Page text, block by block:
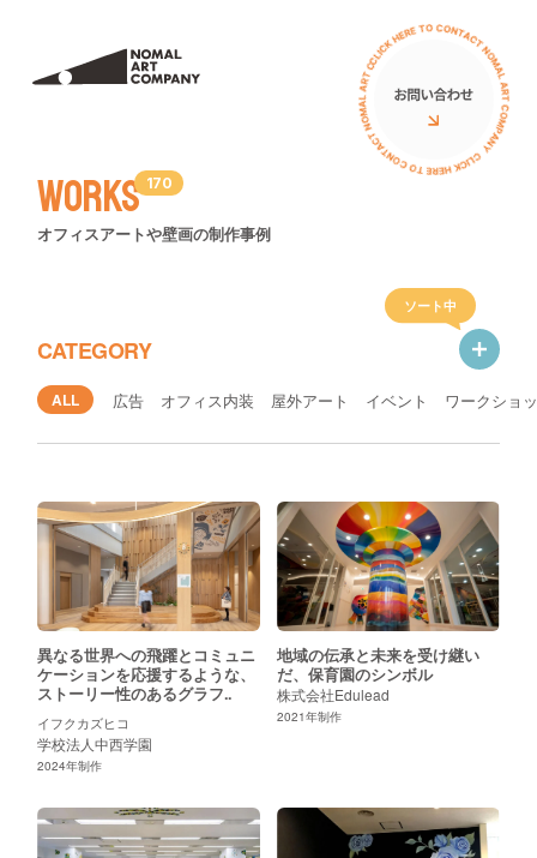
立体オブジェ
壁画広告
お客様の声
イベント
導入費用について
お問い合わせ
Works 170
オフィスアートや壁画の制作事例
CATEGORY
ALL 広告 オフィス内装 屋外アート イベント ワークショ
ソート中
アートの種類
ALL 壁画 立体 壁掛けアート ライブペインティング
スペース
ALL 執務エリア 食堂 エントランス 廊下 屋外
解決したい課題
ALL
業種
異なる世界への飛躍とコミュニ
ケーションを応援するような、
ストーリー性のあるグラフ..
イフクカズヒコ
学校法人中西学園
2024年制作
地域の伝承と未来を受け継い
だ、保育園のシンボル
株式会社Edulead
2021年制作